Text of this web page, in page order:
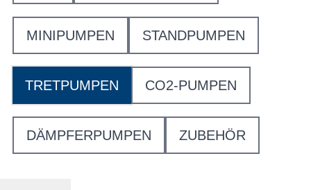
MINIPUMPEN STANDPUMPEN
TRETPUMPEN CO2-PUMPEN
DÄMPFERPUMPEN ZUBEHÖR